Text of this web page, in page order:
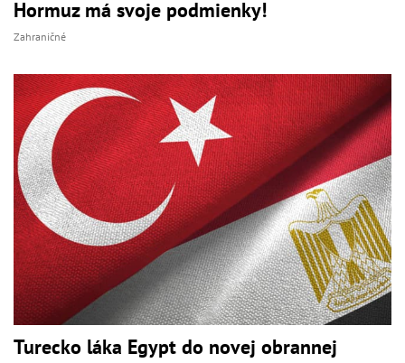
Hormuz má svoje podmienky!
Zahraničné
Turecko láka Egypt do novej obrannej